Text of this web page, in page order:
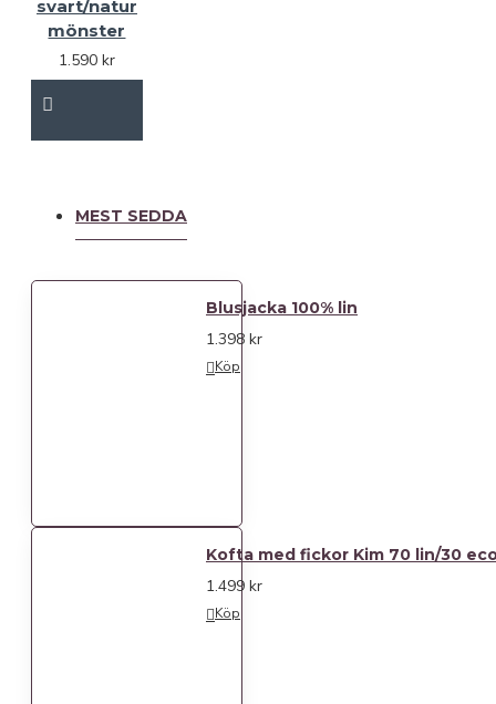
svart/natur
mönster
1.590 kr
MEST SEDDA
Blusjacka 100% lin
1.398 kr
Köp
Kofta med fickor Kim 70 lin/30
1.499 kr
Köp